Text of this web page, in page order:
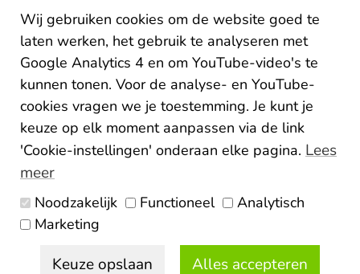
BTW8133.20.343.B.01
KvK34207150
IBANNL26ABNA0507435125
Algemene voorwaarden
Disclaimer Colofon
© 2026 Elaa
Wij gebruiken cookies om de website goed te
laten werken, het gebruik te analyseren met
Google Analytics 4 en om YouTube-video's te
kunnen tonen. Voor de analyse- en YouTube-
cookies vragen we je toestemming. Je kunt je
keuze op elk moment aanpassen via de link
'Cookie-instellingen' onderaan elke pagina. Lees
meer
Noodzakelijk Functioneel
Analytisch
Marketing
Keuze opslaan Alles accepteren